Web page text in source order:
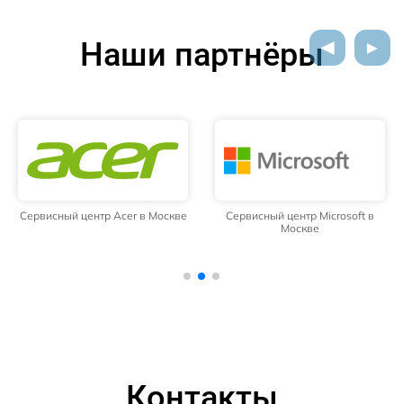
Наши партнёры
Сервисный центр Acer в Москве
Сервисный центр Microsoft в
Москве